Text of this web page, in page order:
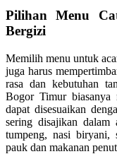
Pilihan Menu
Bergizi
Memilih menu untuk
juga harus
rasa dan kebutuhan
Bogor Timur biasanya
dapat disesuaikan
sering disajikan dalam
tumpeng, nasi biryani,
pauk dan makanan